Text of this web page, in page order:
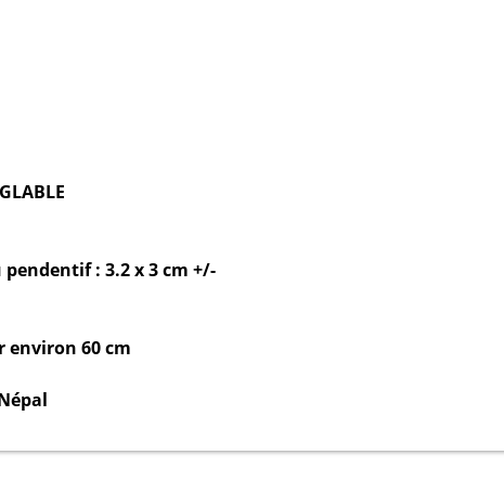
: 3.2 x 3 cm +/-
environ 60 cm